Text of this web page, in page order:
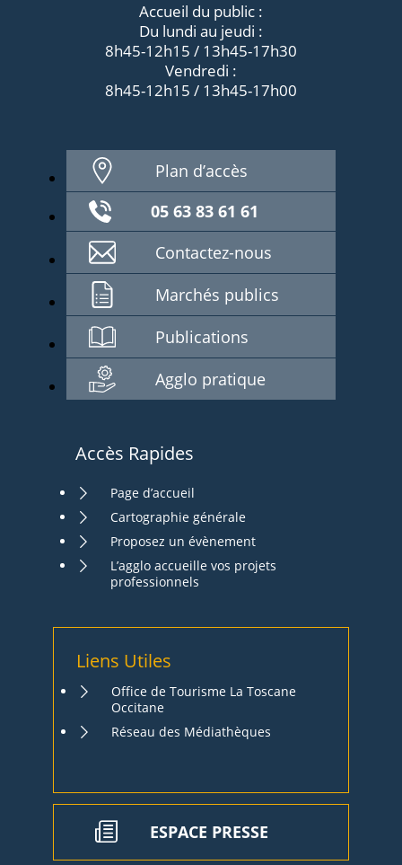
Accueil du public :
Du lundi au jeudi :
8h45-12h15 / 13h45-17h30
Vendredi :
8h45-12h15 / 13h45-17h00
Plan d’accès
05 63 83 61 61
Contactez-nous
Marchés publics
Publications
Agglo pratique
Accès Rapides
Page d’accueil
Cartographie générale
Proposez un évènement
L’agglo accueille vos projets
professionnels
Liens Utiles
Office de Tourisme La Toscane
Occitane
Réseau des Médiathèques
ESPACE PRESSE